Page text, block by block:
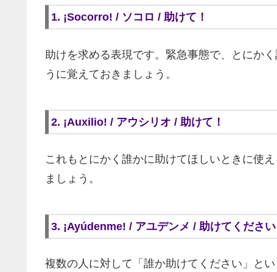
1. ¡Socorro! / ソコロ / 助けて！
助けを求める表現です。緊急事態で、とにか
うに覚えておきましょう。
2. ¡Auxilio! / アウシリオ / 助けて！
これもとにかく誰かに助けてほしいときに使
ましょう。
3. ¡Ayúdenme! / アユデンメ / 助けてください
複数の人に対して「誰か助けてください」と